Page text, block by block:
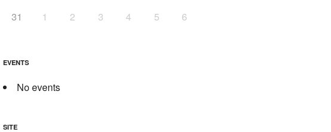
31 1 2 3 4 5 6
EVENTS
No events
SITE